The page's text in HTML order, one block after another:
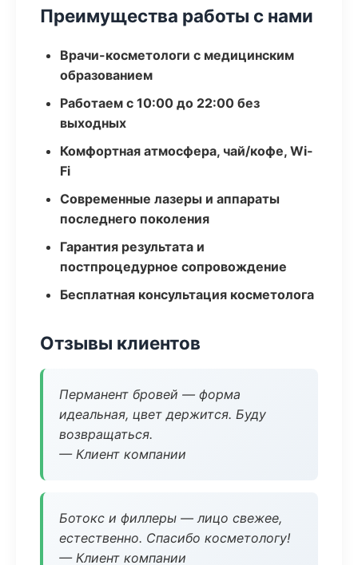
Преимущества работы с нами
Врачи-косметологи с медицинским
образованием
Работаем с 10:00 до 22:00 без
выходных
Комфортная атмосфера, чай/кофе, Wi-
Fi
Современные лазеры и аппараты
последнего поколения
Гарантия результата и
постпроцедурное сопровождение
Бесплатная консультация косметолога
Отзывы клиентов
Перманент бровей — форма
идеальная, цвет держится. Буду
возвращаться.
— Клиент компании
Ботокс и филлеры — лицо свежее,
естественно. Спасибо косметологу!
— Клиент компании